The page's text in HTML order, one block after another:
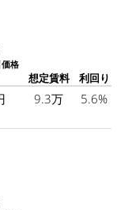
格
想定賃料 利回り
9.3万 5.6%